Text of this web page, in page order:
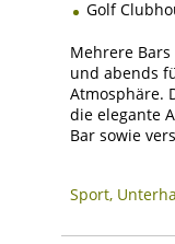
Golf
Mehrere
und abends
Atmosphäre.
die elegante
Bar sowie
Sport,